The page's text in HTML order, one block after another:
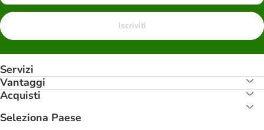
Iscriviti
Servizi
Vantaggi
Acquisti
Seleziona Paese